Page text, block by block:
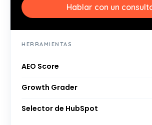
Hablar con un
HERRAMIENTAS
AEO Score
Growth Grader
Selector de HubSpot